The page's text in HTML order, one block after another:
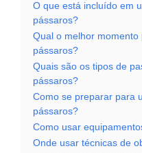
O que está incluído em
pássaros?
Qual o melhor
pássaros?
Quais são os tipos de
pássaros?
Como se preparar para
pássaros?
Como usar
Onde usar técnicas de